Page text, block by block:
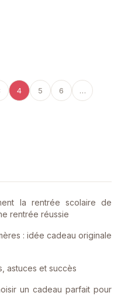
4 5 6 …
la rentrée scolaire de
rentrée réussie
: idée cadeau originale
astuces et succès
un cadeau parfait pour